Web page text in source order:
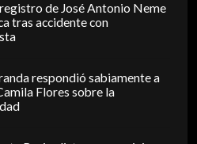
de José Antonio Neme
tras accidente con
respondió sabiamente a
Flores sobre la